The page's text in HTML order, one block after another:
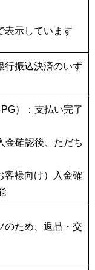
表示しています
行振込決済のいず
）：支払い完了
金確認後、ただち
客様向け）入金確
のため、返品・交